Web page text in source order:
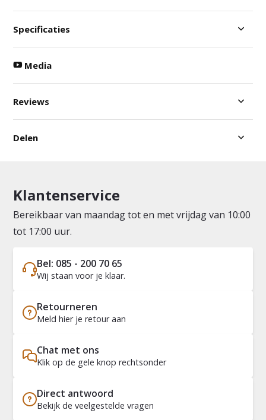
Specificaties
Media
Reviews
Delen
Klantenservice
Bereikbaar van maandag tot en met vrijdag van 10:00
tot 17:00 uur.
Bel: 085 - 200 70 65
Wij staan voor je klaar.
Retourneren
Meld hier je retour aan
Chat met ons
Klik op de gele knop rechtsonder
Direct antwoord
Bekijk de veelgestelde vragen